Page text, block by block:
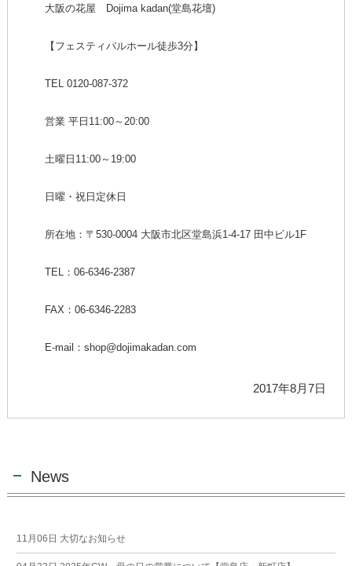
大阪の花屋 Dojima kadan(堂島花壇)
【フェスティバルホール徒歩3分】
TEL 0120-087-372
営業 平日11:00～20:00
土曜日11:00～19:00
日曜・祝日定休日
所在地：〒530-0004 大阪市北区堂島浜1-4-17 田中ビル1F
TEL：06-6346-2387
FAX：06-6346-2283
E-mail：shop@dojimakadan.com
2017年8月7日
News
11月06日 大切なお知らせ